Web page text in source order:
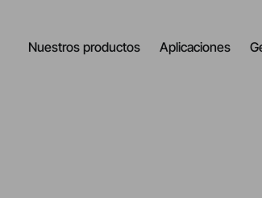
Nuestros productos Aplicaciones